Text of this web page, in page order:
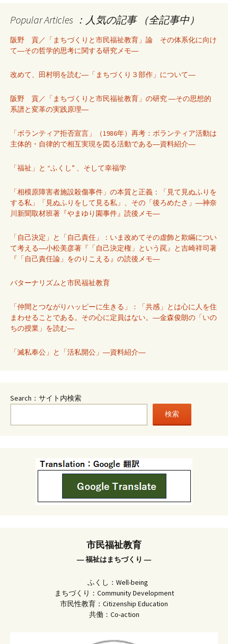
Popular Articles ：人気の記事 （全記事中）
阪野 貢／「まちづくりと市民福祉教育」論 その体系化に向け
て―その哲学的思考に関する研究メモ―
改めて、田村明を読む―「まちづくり３部作」について―
阪野 貢／「まちづくりと市民福祉教育」の研究 ―その思想的
系譜と変革の実践原理―
「ボランティア拒否宣言」（1986年）再考：ボランティア活動は
主体的・自律的で相互実現を図る活動である―資料紹介―
「福祉」と “ふくし” 、そして幸福学
「相模原障害者施設殺傷事件」の本質と正義：「見て見ぬふりを
する私」「見ぬふりをして見る私」、その「後ろめたさ」―神奈
川新聞取材班著『やまゆり園事件』読後メモ―
「自己決定」と「自己責任」：いま改めてその虚飾と欺瞞につい
て考える―小松美彦著『「自己決定権」という罠』と吉崎祥司著
『「自己責任論」をのりこえる』の読後メモ―
パターナリズムと市民福祉教育
「仲間とつながりハッピーに生きる」：「共感」とは心に人を住
まわせることである。その心に定員はない。―金森俊朗の「いの
ちの授業」を読む―
「滅私奉公」と「活私開公」―資料紹介―
Search：サイト内検索
検索
市民福祉教育
― 福祉はまちづくり ―
ふくし：Well-being
まちづくり：Community Development
市民性教育：Citizenship Education
共働：Co-action